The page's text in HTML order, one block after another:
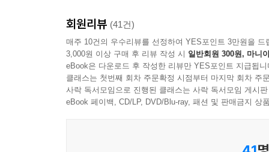
성욕도, 우리 집의 의사소통과 가사분담도 모두 ‘
위협뿐. 자, 과연 우린 이마저도 ‘맥도날드화’할 수
「천년여왕」 난생처음 쓴 글로 신춘문예 최종
오늘이 어제와 다름을 증명할 수 있는 것은 오직
아내는 어디서 본 듯하다며 처음 듣는 작품
회원리뷰 (41건)
매주 10건의 우수리뷰를 선정하여 YES포인트 3만원을 드
3,000원 이상 구매 후 리뷰 작성 시 일반회원 300원, 마니
eBook은 다운로드 후 작성한 리뷰만 YES포인트 지급됩니
클래스는 첫번째 회차 주문확정 시점부터 마지막 회차 주
사락 독서모임으로 진행된 클래스는 사락 독서모임 게시
eBook 페이백, CD/LP, DVD/Blu-ray, 패션 및 판매금지 상